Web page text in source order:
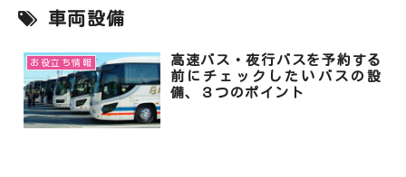
車両設備
お役立ち情報
高速バス・夜行バスを予約する
前にチェックしたいバスの設
備、３つのポイント